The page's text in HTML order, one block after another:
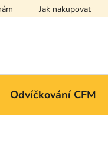
Jak nakupovat
Odvíčkování CFM